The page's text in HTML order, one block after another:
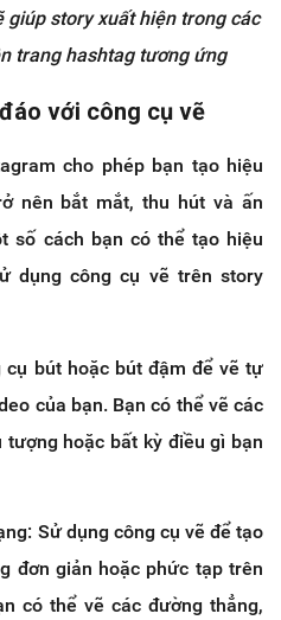
giúp story xuất hiện trong các
trang hashtag tương ứng
với công cụ vẽ
cho phép bạn tạo hiệu
nên bắt mắt, thu hút và ấn
số cách bạn có thể tạo hiệu
dụng công cụ vẽ trên story
cụ bút hoặc bút đậm để vẽ tự
của bạn. Bạn có thể vẽ các
tượng hoặc bất kỳ điều gì bạn
Sử dụng công cụ vẽ để tạo
đơn giản hoặc phức tạp trên
có thể vẽ các đường thẳng,